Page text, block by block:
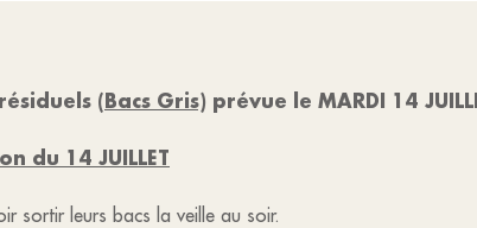
(Bacs Gris) prévue le MARDI 14
du 14 JUILLET
sortir leurs bacs la veille au soir.